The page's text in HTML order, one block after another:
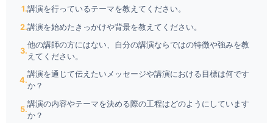
講演を行っているテーマを教えてください。
講演を始めたきっかけや背景を教えてください。
他の講師の方にはない、自分の講演ならではの特徴や強みを教
えてください。
講演を通じて伝えたいメッセージや講演における目標は何です
か？
講演の内容やテーマを決める際の工程はどのようにしています
か？